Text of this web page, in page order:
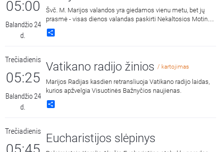
05:00
Balandžio 24
d.
Švč. M. Marijos valandos yra giedamos vienu metu, bet jų
prasmė - visas dienos valandas paskirti Nekaltosios Motinos
šlovei.
Trečiadienis
05:25
Balandžio 24
d.
Vatikano radijo žinios / kartojimas
Marijos Radijas kasdien retransliuoja Vatikano radijo laidas,
kurios apžvelgia Visuotinės Bažnyčios naujienas.
Trečiadienis
Eucharistijos slėpinys